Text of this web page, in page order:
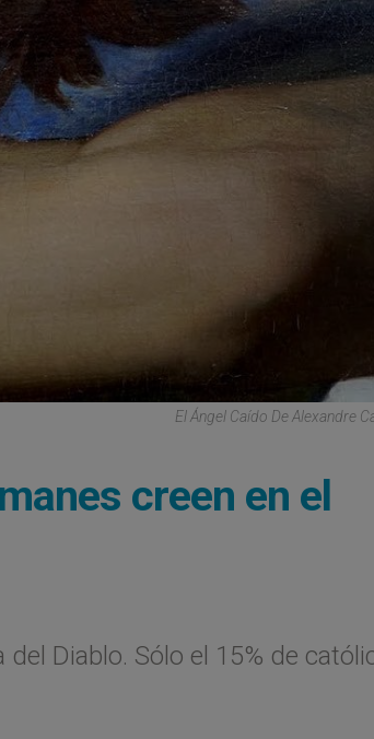
El Ángel Caído De Alexandre
creen en el
Diablo. Sólo el 15% de